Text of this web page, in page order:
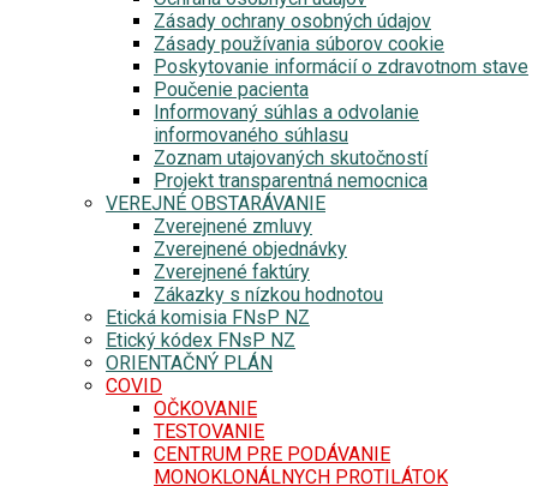
Zásady ochrany osobných údajov
Zásady používania súborov cookie
Poskytovanie informácií o zdravotnom stave
Poučenie pacienta
Informovaný súhlas a odvolanie
informovaného súhlasu
Zoznam utajovaných skutočností
Projekt transparentná nemocnica
VEREJNÉ OBSTARÁVANIE
Zverejnené zmluvy
Zverejnené objednávky
Zverejnené faktúry
Zákazky s nízkou hodnotou
Etická komisia FNsP NZ
Etický kódex FNsP NZ
ORIENTAČNÝ PLÁN
COVID
OČKOVANIE
TESTOVANIE
CENTRUM PRE PODÁVANIE
MONOKLONÁLNYCH PROTILÁTOK